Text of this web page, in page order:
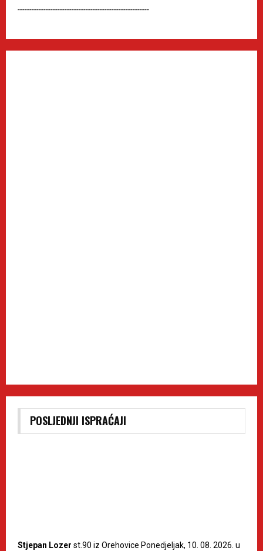
--------------------------------------------------------
POSLJEDNJI ISPRAĆAJI
Stjepan Lozer st.90 iz Orehovice Ponedjeljak, 10. 08. 2026. u